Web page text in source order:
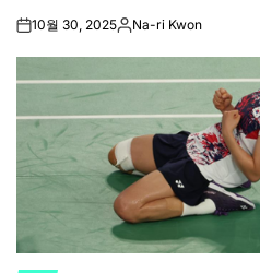
on10월 30, 2025Posted
Na-ri Kwon